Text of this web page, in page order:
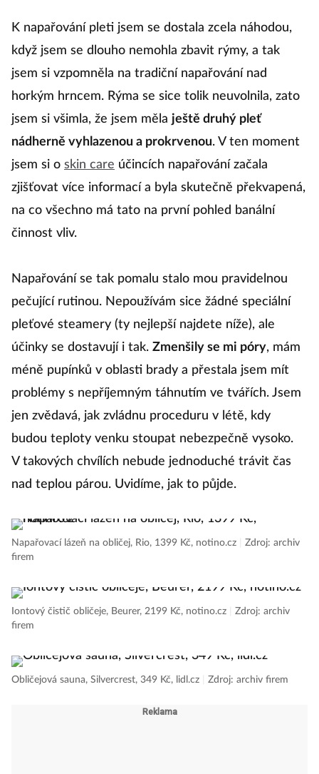
K napařování pleti jsem se dostala zcela náhodou,
když jsem se dlouho nemohla zbavit rýmy, a tak
jsem si vzpomněla na tradiční napařování nad
horkým hrncem. Rýma se sice tolik neuvolnila, zato
jsem si všimla, že jsem měla ještě druhý pleť
nádherně vyhlazenou a prokrvenou. V ten moment
jsem si o skin care účincích napařování začala
zjišťovat více informací a byla skutečně překvapená,
na co všechno má tato na první pohled banální
činnost vliv.
Napařování se tak pomalu stalo mou pravidelnou
pečující rutinou. Nepoužívám sice žádné speciální
pleťové steamery (ty nejlepší najdete níže), ale
účinky se dostavují i tak. Zmenšily se mi póry, mám
méně pupínků v oblasti brady a přestala jsem mít
problémy s nepříjemným táhnutím ve tvářích. Jsem
jen zvědavá, jak zvládnu proceduru v létě, kdy
budou teploty venku stoupat nebezpečně vysoko.
V takových chvílích nebude jednoduché trávit čas
nad teplou párou. Uvidíme, jak to půjde.
Napařovací lázeň na obličej, Rio, 1399 Kč, notino.cz
Zdroj: archiv
firem
Iontový čistič obličeje, Beurer, 2199 Kč, notino.cz
Zdroj: archiv
firem
Obličejová sauna, Silvercrest, 349 Kč, lidl.cz Zdroj: archiv firem